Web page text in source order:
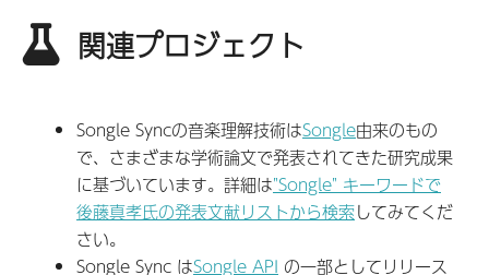
関連プロジェクト
Songle Syncの音楽理解技術はSongle由来のもの
で、さまざまな学術論文で発表されてきた研究成果
に基づいています。詳細は"Songle" キーワードで
後藤真孝氏の発表文献リストから検索してみてくだ
さい。
Songle Sync はSongle API の一部としてリリース